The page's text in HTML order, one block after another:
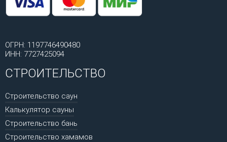
ОГРН: 1197746490480
ИНН: 7727425094
СТРОИТЕЛЬСТВО
Строительство саун
Калькулятор сауны
Строительство бань
Строительство хамамов